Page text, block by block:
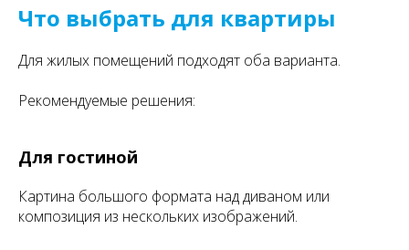
Что выбрать для квартиры
Для жилых помещений подходят оба варианта.
Рекомендуемые решения:
Для гостиной
Картина большого формата над диваном или
композиция из нескольких изображений.